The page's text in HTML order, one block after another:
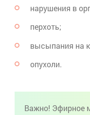
нарушения в
перхоть;
высыпания на
опухоли.
Важно! Эфирное